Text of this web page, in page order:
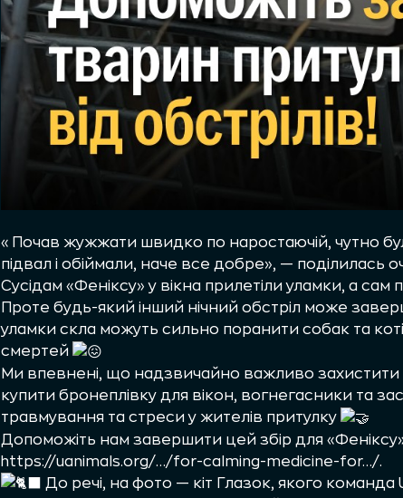
«Почав жужжати швидко по наростаючій, чутно
підвал і обіймали, наче все добре», — поділилась
Сусідам «Феніксу» у вікна прилетіли уламки, а
Проте будь-який інший нічний обстріл може
уламки скла можуть сильно поранити собак та
смертей
Ми впевнені, що надзвичайно важливо
купити бронеплівку для вікон, вогнегасники та
травмування та стреси у жителів притулку
Допоможіть нам завершити цей збір для
https://uanimals.org/…/for-calming-medicine-for…/.
До речі, на фото — кіт Глазок, якого